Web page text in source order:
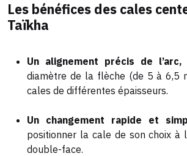
Les bénéfices des cales
Taïkha
Un alignement précis de l’arc,
diamètre de la flèche (de 5 à 6,5
cales de différentes épaisseurs.
Un changement rapide et
positionner la cale de son choix à
double-face.